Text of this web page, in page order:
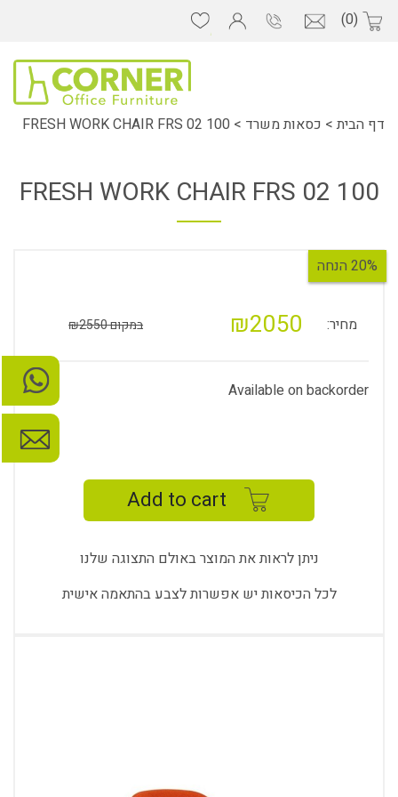
(0)
דף הבית > כסאות משרד >
FRESH WORK CHAIR FRS 02 100
FRESH WORK CHAIR FRS 02 100
20% הנחה
מחיר: ₪2050 במקום ₪2550
Available on backorder
Add to cart
ניתן לראות את המוצר באולם התצוגה שלנו
לכל הכיסאות יש אפשרות לצבע בהתאמה אישית